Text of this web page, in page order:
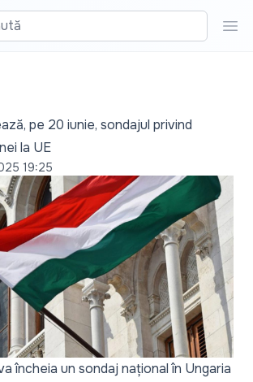
pe 20 iunie, sondajul privind
la UE
19:25
încheia un sondaj național în Ungaria